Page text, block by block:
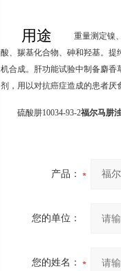
用途
重量测定镍
酸、羰基化合物、砷和羟基。提
机合成。肝功能试验中制备麝香
剂，用以对抗癌症造成的患者
硫酸肼10034-93-2福尔马肼
产品：
您的单位：
您的姓名：